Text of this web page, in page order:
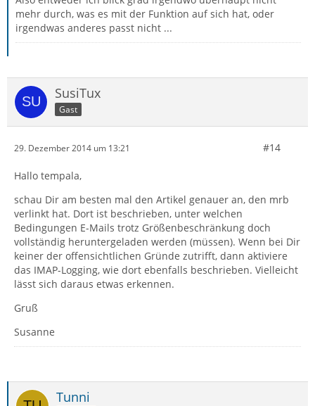
mehr durch, was es mit der Funktion auf sich hat, oder
irgendwas anderes passt nicht ...
SusiTux
Gast
29. Dezember 2014 um 13:21 #14
Hallo tempala,
schau Dir am besten mal den Artikel genauer an, den mrb
verlinkt hat. Dort ist beschrieben, unter welchen
Bedingungen E-Mails trotz Größenbeschränkung doch
vollständig heruntergeladen werden (müssen). Wenn bei Dir
keiner der offensichtlichen Gründe zutrifft, dann aktiviere
das IMAP-Logging, wie dort ebenfalls beschrieben. Vielleicht
lässt sich daraus etwas erkennen.
Gruß
Susanne
Tunni